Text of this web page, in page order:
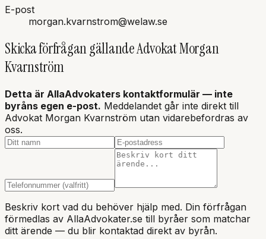
E-post
morgan.kvarnstrom@welaw.se
Skicka förfrågan gällandeAdvokat Morgan
Kvarnström
Detta är AllaAdvokaters kontaktformulär — inte
byråns egen e-post. Meddelandet går inte direkt till
Advokat Morgan Kvarnström utan vidarebefordras av
oss.
Beskriv kort vad du behöver hjälp med. Din förfrågan
förmedlas av AllaAdvokater.se till byråer som matchar
ditt ärende — du blir kontaktad direkt av byrån.